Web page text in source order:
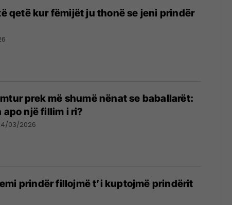
qetë kur fëmijët ju thonë se jeni prindër
prek më shumë nënat se baballarët:
apo një fillim i ri?
03/2026
prindër fillojmë t’i kuptojmë prindërit